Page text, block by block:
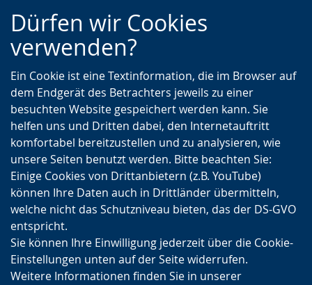
Zur
Hauptnavigation
Zur
Seitennavigation
Zum
Inhalt
Dürfen wir Cookies
verwenden?
Ein Cookie ist eine Textinformation, die im Browser auf
dem Endgerät des Betrachters jeweils zu einer
besuchten Website gespeichert werden kann. Sie
helfen uns und Dritten dabei, den Internetauftritt
komfortabel bereitzustellen und zu analysieren, wie
unsere Seiten benutzt werden. Bitte beachten Sie:
Einige Cookies von Drittanbietern (z.B. YouTube)
können Ihre Daten auch in Drittländer übermitteln,
welche nicht das Schutzniveau bieten, das der DS-GVO
entspricht.
Sie können Ihre Einwilligung jederzeit über die Cookie-
Einstellungen unten auf der Seite widerrufen.
Weitere Informationen finden Sie in unserer